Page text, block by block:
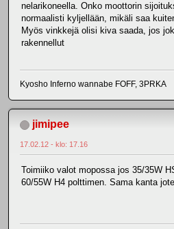
nelarikoneella. Onko moottorin
normaalisti kyljellään, mikäli saa
Myös vinkkejä olisi kiva saada, jos
rakennellut
Kyosho Inferno wannabe FOFF, 3PRKA
jimipee
17.02.12 - klo: 17.16
Toimiiko valot mopossa jos 35/35W
60/55W H4 polttimen. Sama kanta